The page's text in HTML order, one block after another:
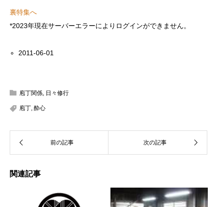
裏特集へ
*2023年現在サーバーエラーによりログインができません。
2011-06-01
庖丁関係, 日々修行
庖丁, 酔心
関連記事